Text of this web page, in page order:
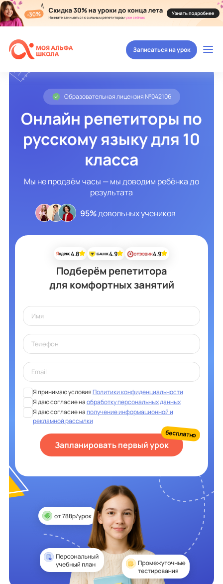
Записаться на урок
Образовательная лицензия №042106
Онлайн репетиторы по
русскому языку для 10
класса
Мы не продаём часы — мы доводим ребёнка до
результата
95%довольных учеников
4.8 4.9 4.9
Подберём репетитора
для комфортных занятий
Я принимаю условияПолитики конфиденциальности
Я даю согласие наобработку персональных данных
Я даю согласие наполучение информационной и
рекламной рассылки
Запланировать первый урок
бесплатно